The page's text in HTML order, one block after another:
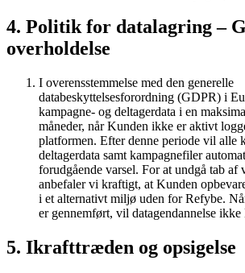
4. Politik for datalagring –
overholdelse
I overensstemmelse med den generelle
databeskyttelsesforordning (GDPR) i
kampagne- og deltagerdata i en
måneder, når Kunden ikke er aktivt
platformen. Efter denne periode vil alle
deltagerdata samt kampagnefiler
forudgående varsel. For at undgå tab af
anbefaler vi kraftigt, at Kunden
i et alternativt miljø uden for Refybe.
er gennemført, vil datagendannelse
5. Ikrafttræden og opsigelse